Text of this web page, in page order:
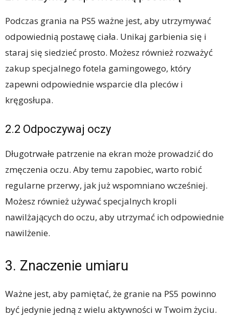
Podczas grania na PS5 ważne jest, aby utrzymywać
odpowiednią postawę ciała. Unikaj garbienia się i
staraj się siedzieć prosto. Możesz również rozważyć
zakup specjalnego fotela gamingowego, który
zapewni odpowiednie wsparcie dla pleców i
kręgosłupa.
2.2 Odpoczywaj oczy
Długotrwałe patrzenie na ekran może prowadzić do
zmęczenia oczu. Aby temu zapobiec, warto robić
regularne przerwy, jak już wspomniano wcześniej.
Możesz również używać specjalnych kropli
nawilżających do oczu, aby utrzymać ich odpowiednie
nawilżenie.
3. Znaczenie umiaru
Ważne jest, aby pamiętać, że granie na PS5 powinno
być jedynie jedną z wielu aktywności w Twoim życiu.